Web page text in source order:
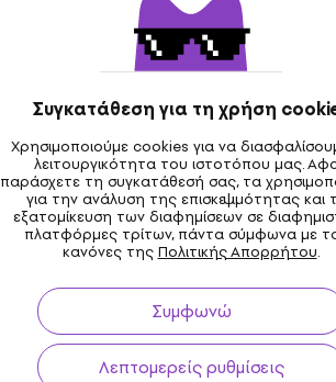
Συγκατάθεση για τη χρήση
Χρησιμοποιούμε cookies για να
λειτουργικότητα του ιστοτόπου μας.
παράσχετε τη συγκατάθεσή σας, τα
για την ανάλυση της επισκεψιμότητας και
εξατομίκευση των διαφημίσεων σε
πλατφόρμες τρίτων, πάντα σύμφωνα με
κανόνες τηςΠολιτικής Απορρήτου.
Συμφωνώ
Λεπτομερείς ρυθμίσεις